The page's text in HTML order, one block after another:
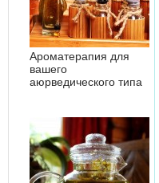
Ароматерапия для
вашего
аюрведического типа